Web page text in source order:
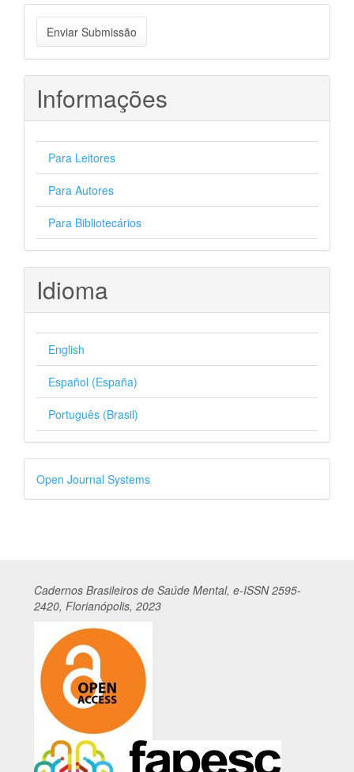
Enviar
Submissão
Enviar Submissão
Informações
Para Leitores
Para Autores
Para Bibliotecários
Idioma
English
Español (España)
Português (Brasil)
Desenvolvido
por
Open Journal Systems
Cadernos Brasileiros de Saúde Mental, e-ISSN 2595-
2420, Florianópolis, 2023